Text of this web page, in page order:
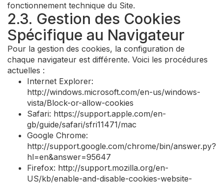
fonctionnement technique du Site.
2.3. Gestion des Cookies
Spécifique au Navigateur
Pour la gestion des cookies, la configuration de
chaque navigateur est différente. Voici les procédures
actuelles :
Internet Explorer:
http://windows.microsoft.com/en-us/windows-
vista/Block-or-allow-cookies
Safari: https://support.apple.com/en-
gb/guide/safari/sfri11471/mac
Google Chrome:
http://support.google.com/chrome/bin/answer.py?
hl=en&answer=95647
Firefox: http://support.mozilla.org/en-
US/kb/enable-and-disable-cookies-website-